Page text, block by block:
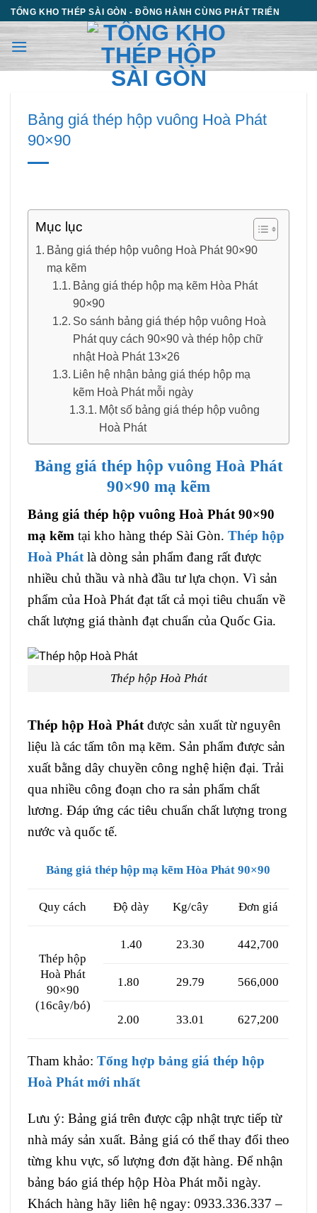
Chuyển
đến
nội
TỔNG KHO THÉP SÀI GÒN - ĐỒNG HÀNH CÙNG PHÁT TRIỂN
Bảng giá thép hộp vuông Hoà Phát
90×90
Mục lục
Bảng giá thép hộp vuông Hoà Phát 90×90
mạ kẽm
Bảng giá thép hộp mạ kẽm Hòa Phát
90×90
So sánh bảng giá thép hộp vuông Hoà
Phát quy cách 90×90 và thép hộp chữ
nhật Hoà Phát 13×26
Liên hệ nhận bảng giá thép hộp mạ
kẽm Hoà Phát mỗi ngày
Một số bảng giá thép hộp vuông
Hoà Phát
Bảng giá thép hộp vuông Hoà Phát
90×90 mạ kẽm
Bảng giá thép hộp vuông Hoà Phát 90×90
mạ kẽm tại kho hàng thép Sài Gòn. Thép hộp
Hoà Phát là dòng sản phẩm đang rất được
nhiều chủ thầu và nhà đầu tư lựa chọn. Vì sản
phẩm của Hoà Phát đạt tất cả mọi tiêu chuẩn về
chất lượng giá thành đạt chuẩn của Quốc Gia.
Thép hộp Hoà Phát
Thép hộp Hoà Phát được sản xuất từ nguyên
liệu là các tấm tôn mạ kẽm. Sản phẩm được sản
xuất bằng dây chuyền công nghệ hiện đại. Trải
qua nhiều công đoạn cho ra sản phẩm chất
lương. Đáp ứng các tiêu chuẩn chất lượng trong
nước và quốc tế.
Bảng giá thép hộp mạ kẽm Hòa Phát 90×90
Quy cách Độ dày Kg/cây Đơn giá
Thép hộp
Hoà Phát
90×90
(16cây/bó)
1.40 23.30 442,700
1.80 29.79 566,000
2.00 33.01 627,200
Tham khảo: Tổng hợp bảng giá thép hộp
Hoà Phát mới nhất
Lưu ý: Bảng giá trên được cập nhật trực tiếp từ
nhà máy sản xuất. Bảng giá có thể thay đổi theo
từng khu vực, số lượng đơn đặt hàng. Để nhận
bảng báo giá thép hộp Hòa Phát mỗi ngày.
Khách hàng hãy liên hệ ngay: 0933.336.337 –